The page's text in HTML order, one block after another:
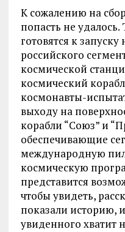
К сожалению на
попасть не удалось.
готовятся к
российского
космической
космический
космонавты-
выходу на
корабли “Союз” и
обеспечивающие
международную
космическую
представится
чтобы увидеть,
показали историю,
увиденного хватит